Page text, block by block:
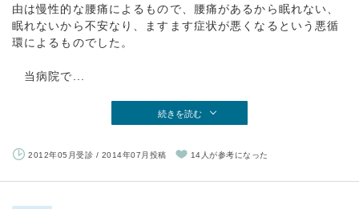
由は慢性的な腰痛によるもので、腰痛があるから眠れない、
眠れないから不安なり、ますます症状が悪くなるという悪循
環によるものでした。
当病院で...
続きを読む
2012年05月受診 / 2014年07月投稿 14人が参考になった